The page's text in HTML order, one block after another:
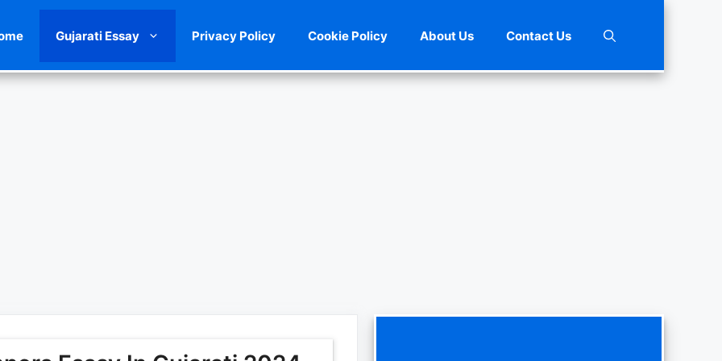
Gujarati Essay Privacy Policy Cookie Policy About Us Contact Us